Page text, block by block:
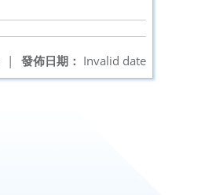
發佈日期： Invalid date
|